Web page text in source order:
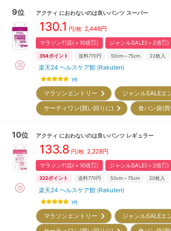
9位 アクティ におわないのは良いパンツ スーパー
130.1 円/枚 2,446円
マラソン11店(＋10倍㌽) ジャンルSALE(＋2倍㌽)
354ポイント 送料770円 50cm～75cm 22枚入
楽天24 ヘルスケア館 (Rakuten)
1件
マラソンエントリー ジャンルSALE
サーティワン(買い回りに)
食パン袋(
10位 アクティ におわないのは良いパンツ レギュラー
133.8 円/枚 2,228円
マラソン11店(＋10倍㌽) ジャンルSALE(＋2倍㌽)
322ポイント 送料770円 50cm～75cm 20枚入
楽天24 ヘルスケア館 (Rakuten)
1件
マラソンエントリー ジャンルSALE